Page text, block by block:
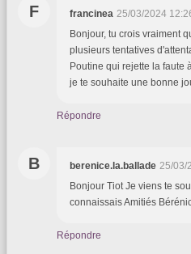
F francinea 25/03/2024
Bonjour, tu crois vraiment
plusieurs tentatives
Poutine qui rejette la faute
je te souhaite une bonne
Répondre
B berenice.la.ballade 25/03/
Bonjour Tiot Je viens te
connaissais Amitiés
Répondre